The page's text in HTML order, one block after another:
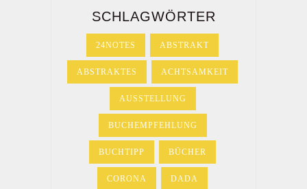
SCHLAGWÖRTER
24NOTES ABSTRAKT
ABSTRAKTES ACHTSAMKEIT
AUSSTELLUNG
BUCHEMPFEHLUNG
BUCHTIPP BÜCHER
CORONA DADA